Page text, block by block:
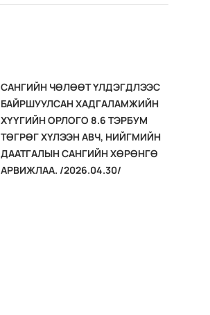
САНГИЙН ЧӨЛӨӨТ ҮЛДЭГДЛЭЭС
БАЙРШУУЛСАН ХАДГАЛАМЖИЙН
ХҮҮГИЙН ОРЛОГО 8.6 ТЭРБУМ
ТӨГРӨГ ХҮЛЭЭН АВЧ, НИЙГМИЙН
ДААТГАЛЫН САНГИЙН ХӨРӨНГӨ
АРВИЖЛАА. /2026.04.30/